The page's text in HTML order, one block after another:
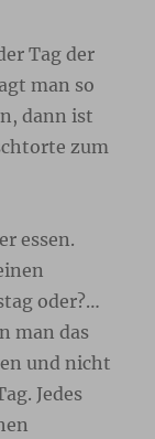
Tag der
man so
dann ist
zum
essen.
oder?…
man das
und nicht
Jedes